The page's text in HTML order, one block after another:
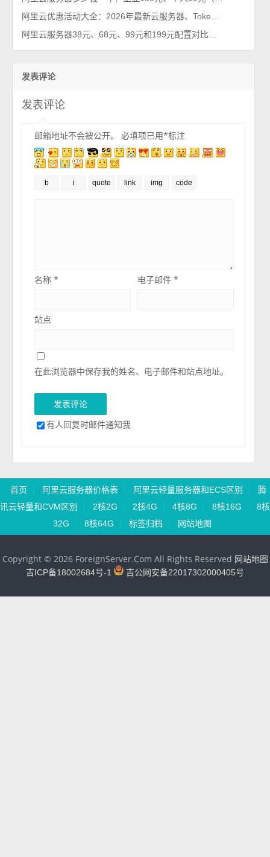
发表评论
发表评论
邮箱地址不会被公开。 必填项已用*标注
名称* 电子邮件*
站点
在此浏览器中保存我的姓名、电子邮件和站点地址。
有人回复时邮件通知我
首页 阿里云服务器价格表 阿里云轻量服务器和ECS区别
腾
讯云轻量和CVM区别
2核2G 2核4G 4核8G 8核16G
8核
32G
8核64G 标签归档 网站地图
Copyright © 2026 ForeignServer.Com All Rights Reserved 网站地图
吉ICP备18002684号-1
吉公网安备22017302000405号